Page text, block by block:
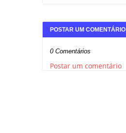
POSTAR UM COMENTÁRIO
0 Comentários
Postar um comentário